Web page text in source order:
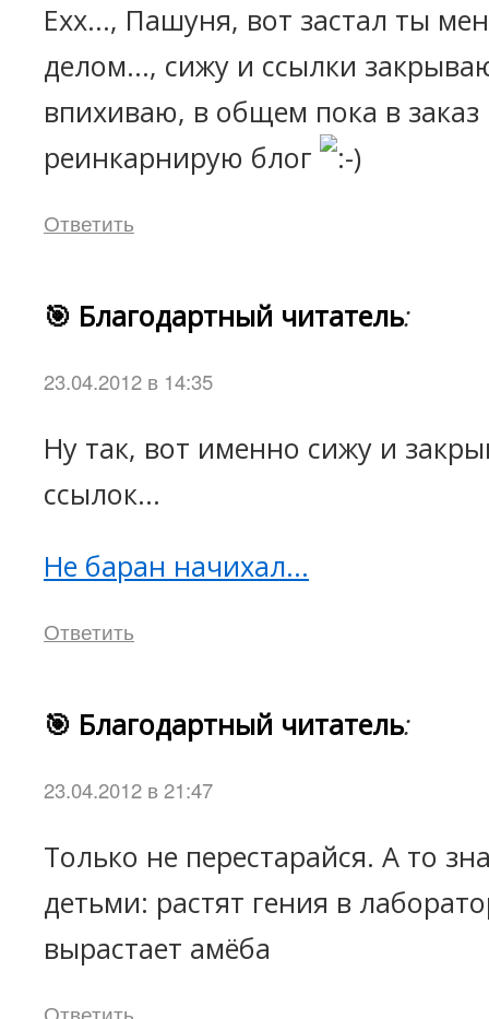
Ехх..., Пашуня, вот застал ты
делом..., сижу и ссылки
впихиваю, в общем пока в заказ
реинкарнирую блог
Ответить
🎯 Благодартный читатель:
23.04.2012 в 14:35
Ну так, вот именно сижу и
ссылок...
Не баран начихал...
Ответить
🎯 Благодартный читатель:
23.04.2012 в 21:47
Только не перестарайся. А то
детьми: растят гения в
вырастает амёба